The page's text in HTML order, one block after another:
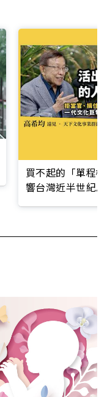
買不起的「單程
響台灣近半世紀